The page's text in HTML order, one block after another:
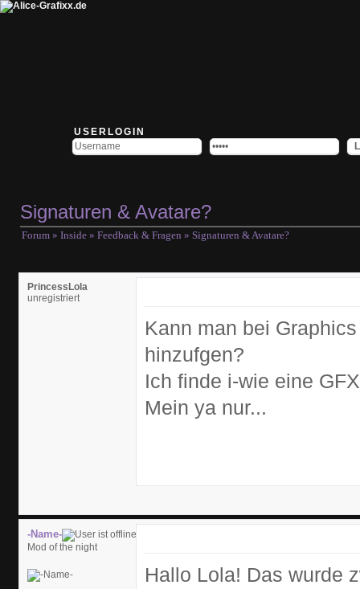
USERLOGIN
Signaturen & Avatare?
Forum » Inside » Feedback & Fragen » Signaturen & Avatare?
PrincessLola
unregistriert
Kann man bei
hinzufgen?
Ich finde i-wie eine
Mein ya nur...
-Name-
Mod of the night
Hallo Lola! Das wurde